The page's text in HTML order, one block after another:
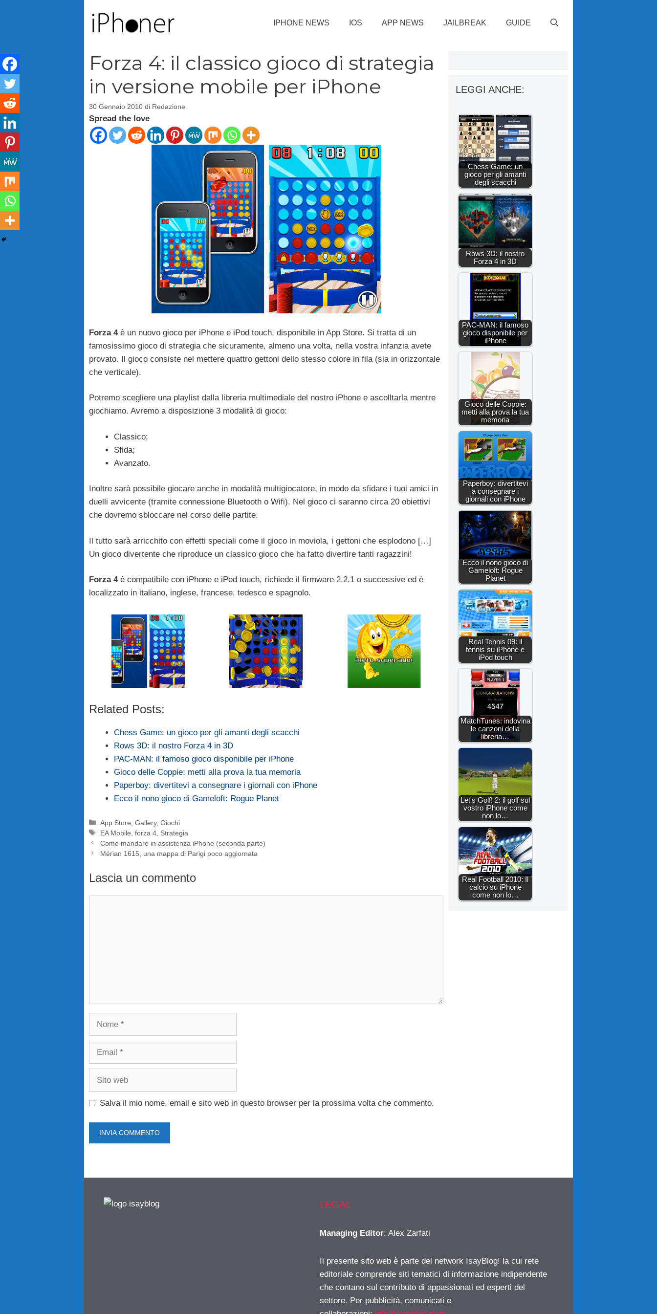
IPHONE NEWS IOS APP NEWS JAILBREAK GUIDE
Forza 4: il classico gioco di strategia
in versione mobile per iPhone
30 Gennaio 2010 di Redazione
Spread the love
Forza 4è un nuovo gioco per iPhone e iPod touch, disponibile in App Store. Si tratta di un
famosissimo gioco di strategia che sicuramente, almeno una volta, nella vostra infanzia avete
provato. Il gioco consiste nel mettere quattro gettoni dello stesso colore in fila (sia in orizzontale
che verticale).
Potremo scegliere una playlist dalla libreria multimediale del nostro iPhone e ascolltarla mentre
giochiamo. Avremo a disposizione 3 modalità di gioco:
Classico;
Sfida;
Avanzato.
Inoltre sarà possibile giocare anche in modalità multigiocatore, in modo da sfidare i tuoi amici in
duelli avvicente (tramite connessione Bluetooth o Wifi). Nel gioco ci saranno circa 20 obiettivi
che dovremo sbloccare nel corso delle partite.
Il tutto sarà arricchito con effetti speciali come il gioco in moviola, i gettoni che esplodono […]
Un gioco divertente che riproduce un classico gioco che ha fatto divertire tanti ragazzini!
Forza 4è compatibile con iPhone e iPod touch, richiede il firmware 2.2.1 o successive ed è
localizzato in italiano, inglese, francese, tedesco e spagnolo.
Related Posts:
Chess Game: un gioco per gli amanti degli scacchi
Rows 3D: il nostro Forza 4 in 3D
PAC-MAN: il famoso gioco disponibile per iPhone
Gioco delle Coppie: metti alla prova la tua memoria
Paperboy: divertitevi a consegnare i giornali con iPhone
Ecco il nono gioco di Gameloft: Rogue Planet
Categorie
App Store ,Gallery,Giochi
Tag
EA Mobile ,forza 4 Strategia
Come mandare in assistenza iPhone (seconda parte)
Mérian 1615, una mappa di Parigi poco aggiornata
Lascia un commento
Nome
Email
Sito
Salva il mio nome, email e sito web in questo browser per la prossima volta che commento.
LEGGI ANCHE:
Chess Game: un
gioco per gli amanti
degli scacchi
Rows 3D: il nostro
Forza 4 in 3D
PAC-MAN: il famoso
gioco disponibile per
iPhone
Gioco delle Coppie:
metti alla prova la tua
memoria
Paperboy: divertitevi
a consegnare i
giornali con iPhone
Ecco il nono gioco di
Gameloft: Rogue
Planet
Real Tennis 09: il
tennis su iPhone e
iPod touch
MatchTunes: indovina
le canzoni della
libreria…
Let's Golf! 2: il golf sul
vostro iPhone come
non lo…
Real Football 2010: Il
calcio su iPhone
come non lo…
LEGAL
Managing Editor: Alex Zarfati
Il presente sito web è parte del network IsayBlog! la cui rete
editoriale comprende siti tematici di informazione indipendente
che contano sul contributo di appassionati ed esperti del
settore. Per pubblicità, comunicati e